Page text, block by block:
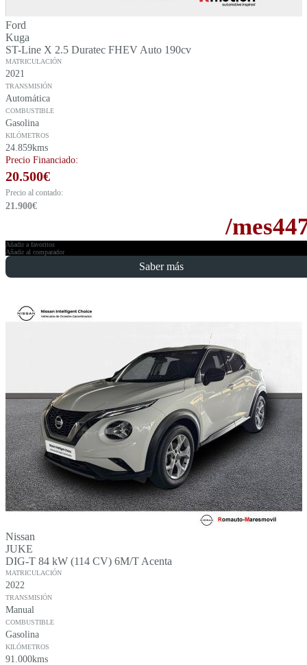
Ford
Kuga
ST-Line X 2.5 Duratec FHEV Auto 190cv
MATRICULACIÓN
2021
TRANSMISIÓN
Automática
COMBUSTIBLE
Gasolina
KILÓMETROS
24.859kms
Precio Financiado:
20.500€
Precio al contado:
21.900€
/mes
Añadir a favoritos
Añadir al comparador
Saber más
Nissan
JUKE
DIG-T 84 kW (114 CV) 6M/T Acenta
MATRICULACIÓN
2022
TRANSMISIÓN
Manual
COMBUSTIBLE
Gasolina
KILÓMETROS
91.000kms